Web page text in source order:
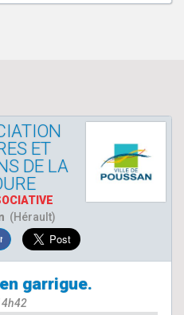
ET
DE LA
(Hérault)
garrigue.